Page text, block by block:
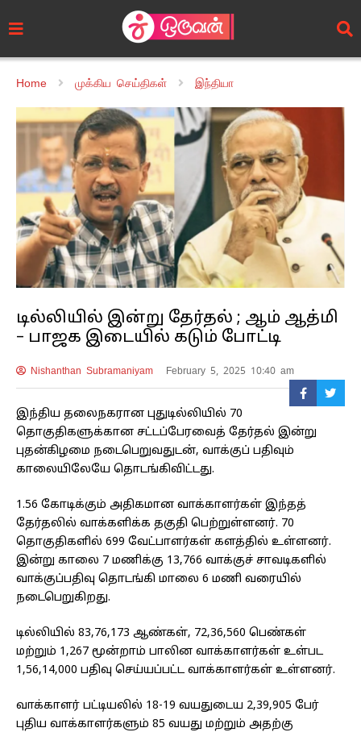
Home முக்கிய செய்திகள் இந்தியா
டில்லியில் இன்று தேர்தல் ; ஆம் ஆத்மி
– பாஜக இடையில் கடும் போட்டி
Nishanthan Subramaniyam February 5, 2025 10:40 am
இந்திய தலைநகரான புதுடில்லியில் 70
தொகுதிகளுக்கான சட்டப்பேரவைத் தேர்தல் இன்று
புதன்கிழமை நடைபெறுவதுடன், வாக்குப் பதிவும்
காலையிலேயே தொடங்கிவிட்டது.
1.56 கோடிக்கும் அதிகமான வாக்காளர்கள் இந்தத்
தேர்தலில் வாக்களிக்க தகுதி பெற்றுள்ளனர். 70
தொகுதிகளில் 699 வேட்பாளர்கள் களத்தில் உள்ளனர்.
இன்று காலை 7 மணிக்கு 13,766 வாக்குச் சாவடிகளில்
வாக்குப்பதிவு தொடங்கி மாலை 6 மணி வரையில்
நடைபெறுகிறது.
டில்லியில் 83,76,173 ஆண்கள், 72,36,560 பெண்கள்
மற்றும் 1,267 மூன்றாம் பாலின வாக்காளர்கள் உள்பட
1,56,14,000 பதிவு செய்யப்பட்ட வாக்காளர்கள் உள்ளனர்.
வாக்காளர் பட்டியலில் 18-19 வயதுடைய 2,39,905 பேர்
புதிய வாக்காளர்களும் 85 வயது மற்றும் அதற்கு